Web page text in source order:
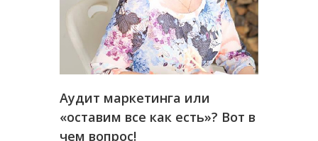
Аудит маркетинга или
«оставим все как есть»? Вот в
чем вопрос!